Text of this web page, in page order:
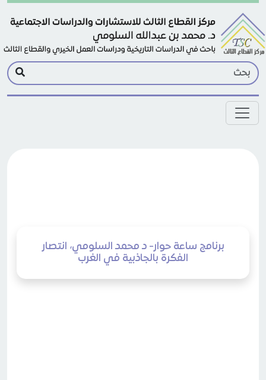
Skip to main content
برنامج ساعة حوار- د محمد السلومي، انتصار
الفكرة بالجاذبية في الغرب